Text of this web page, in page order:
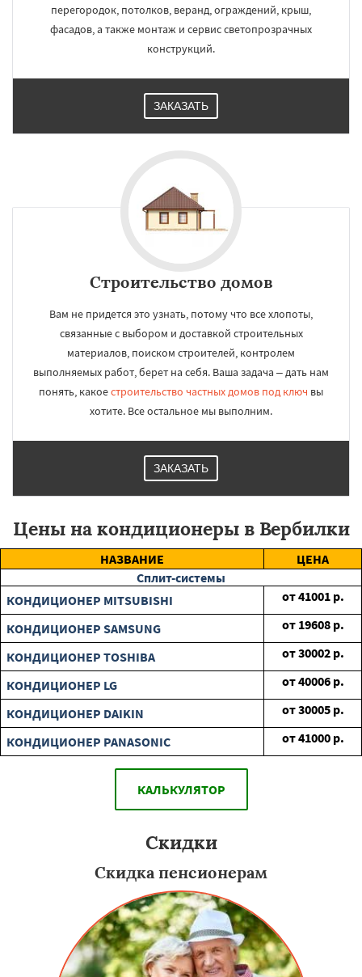
перегородок, потолков, веранд, ограждений, крыш,
фасадов, а также монтаж и сервис светопрозрачных
конструкций.
ЗАКАЗАТЬ
Строительство домов
Вам не придется это узнать, потому что все хлопоты,
связанные с выбором и доставкой строительных
материалов, поиском строителей, контролем
выполняемых работ, берет на себя. Ваша задача – дать нам
понять, какоестроительство частных домов под ключ вы
хотите. Все остальное мы выполним.
ЗАКАЗАТЬ
Цены на кондиционеры в Вербилки
НАЗВАНИЕ
ЦЕНА
Сплит-системы
КОНДИЦИОНЕР MITSUBISHI
от41001 р.
КОНДИЦИОНЕР SAMSUNG
от 19608 р.
КОНДИЦИОНЕР TOSHIBA
от30002 р.
КОНДИЦИОНЕР LG
от40006 р.
КОНДИЦИОНЕР DAIKIN
от30005 р.
КОНДИЦИОНЕР PANASONIC
от41000 р.
КАЛЬКУЛЯТОР
Скидки
Скидка пенсионерам